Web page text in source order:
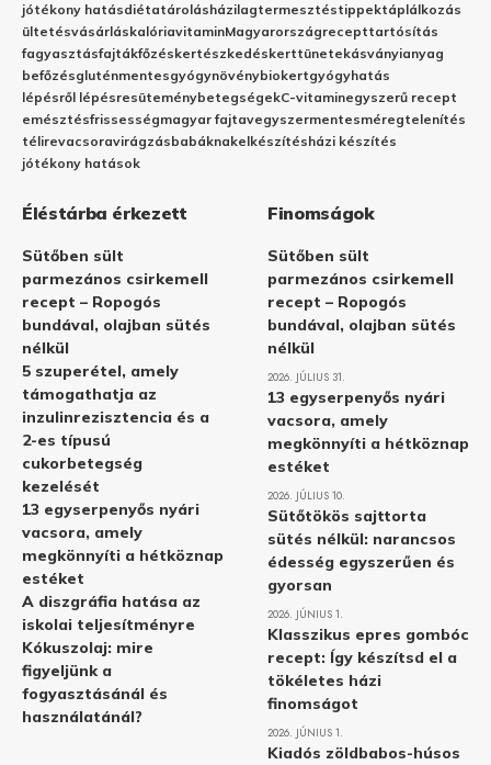
jótékony hatásdiétatárolásházilagtermesztéstippektáplálkozás
ültetésvásárláskalóriavitaminMagyarországrecepttartósítás
fagyasztásfajtákfőzéskertészkedéskerttünetekásványianyag
befőzésgluténmentesgyógynövénybiokertgyógyhatás
lépésről lépésresüteménybetegségekC-vitaminegyszerű recept
emésztésfrissességmagyar fajtavegyszermentesméregtelenítés
télirevacsoravirágzásbabáknakelkészítésházi készítés
jótékony hatások
Éléstárba érkezett
Sütőben sült
parmezános csirkemell
recept – Ropogós
bundával, olajban sütés
nélkül
5 szuperétel, amely
támogathatja az
inzulinrezisztencia és a
2-es típusú
cukorbetegség
kezelését
13 egyserpenyős nyári
vacsora, amely
megkönnyíti a hétköznap
estéket
A diszgráfia hatása az
iskolai teljesítményre
Kókuszolaj: mire
figyeljünk a
fogyasztásánál és
használatánál?
Finomságok
Sütőben sült
parmezános csirkemell
recept – Ropogós
bundával, olajban sütés
nélkül
2026. JÚLIUS 31.
13 egyserpenyős nyári
vacsora, amely
megkönnyíti a hétköznap
estéket
2026. JÚLIUS 10.
Sütőtökös sajttorta
sütés nélkül: narancsos
édesség egyszerűen és
gyorsan
2026. JÚNIUS 1.
Klasszikus epres gombóc
recept: Így készítsd el a
tökéletes házi
finomságot
2026. JÚNIUS 1.
Kiadós zöldbabos-húsos